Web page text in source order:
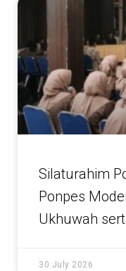
Silaturahim
Ponpes
Ukhuwah
30 July 2026